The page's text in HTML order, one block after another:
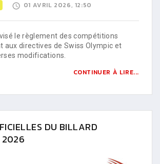
01 AVRIL 2026, 12:50
le règlement des compétitions
aux directives de Swiss Olympic et
modifications.
CONTINUER À LIRE...
DU BILLARD
2026